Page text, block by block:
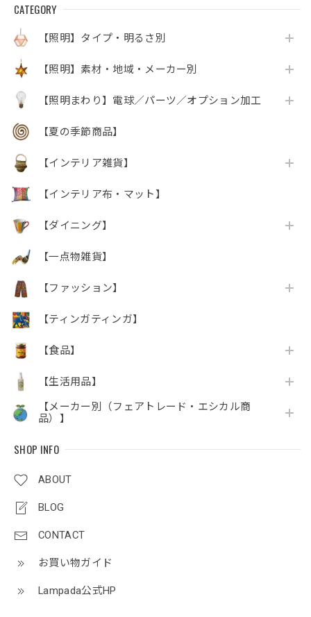
CATEGORY
【照明】タイプ・明るさ別
【照明】素材・地域・メーカー別
【照明まわり】電球／パーツ／オプション加工
【夏の季節商品】
【インテリア雑貨】
【インテリア布・マット】
【ダイニング】
【一点物雑貨】
【ファッション】
【ティンガティンガ】
【食品】
【生活用品】
【メーカー別（フェアトレード・エシカル商
品）】
SHOP INFO
ABOUT
BLOG
CONTACT
お買い物ガイド
Lampada公式HP